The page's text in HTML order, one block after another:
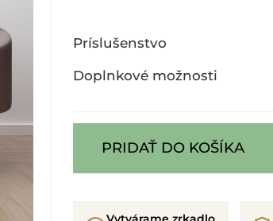
Príslušenstvo
Doplnkové možnosti
PRIDAŤ DO KOŠÍKA